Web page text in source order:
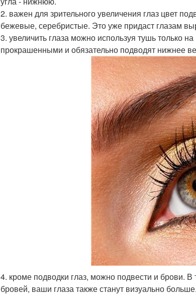
2. важен для зрительного увеличения глаз цвет
бежевые, серебристые. Это уже придаст глазам
3. увеличить глаза можно используя тушь только
прокрашенными и обязательно подводят нижнее
4. кроме подводки глаз, можно подвести и брови.
бровей, ваши глаза также станут визуально больше.